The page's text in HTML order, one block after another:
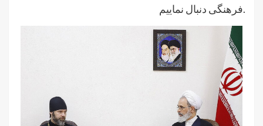
فرهنگی دنبال نماییم.